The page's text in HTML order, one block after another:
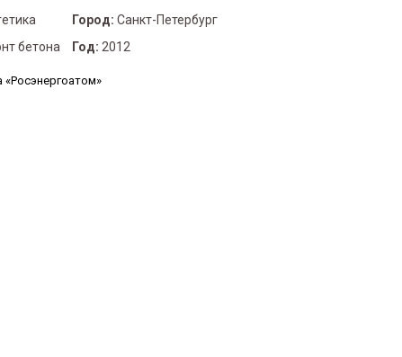
Город: Санкт-Петербург
бетона Год: 2012